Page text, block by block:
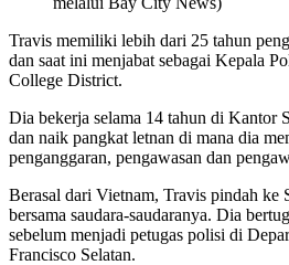
Travis memiliki lebih dari 25 tahun
dan saat ini menjabat sebagai Kepala
College District.
Dia bekerja selama 14 tahun di Kantor
dan naik pangkat letnan di mana dia
penganggaran, pengawasan dan
Berasal dari Vietnam, Travis pindah ke
bersama saudara-saudaranya. Dia
sebelum menjadi petugas polisi di
Francisco Selatan.